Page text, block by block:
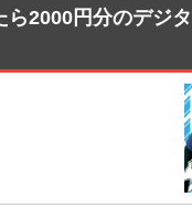
ら2000円分のデジ